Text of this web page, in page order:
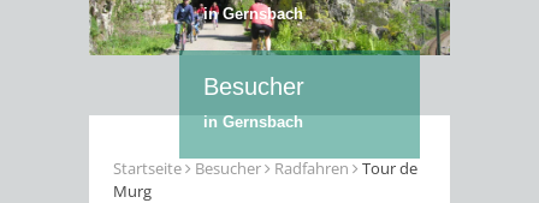
in Gernsbach
Besucher
in Gernsbach
Startseite Besucher Radfahren
Tour de
Murg